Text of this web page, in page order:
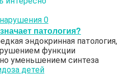
0
патология?
эндокринная патология,
функции
уменьшением синтеза